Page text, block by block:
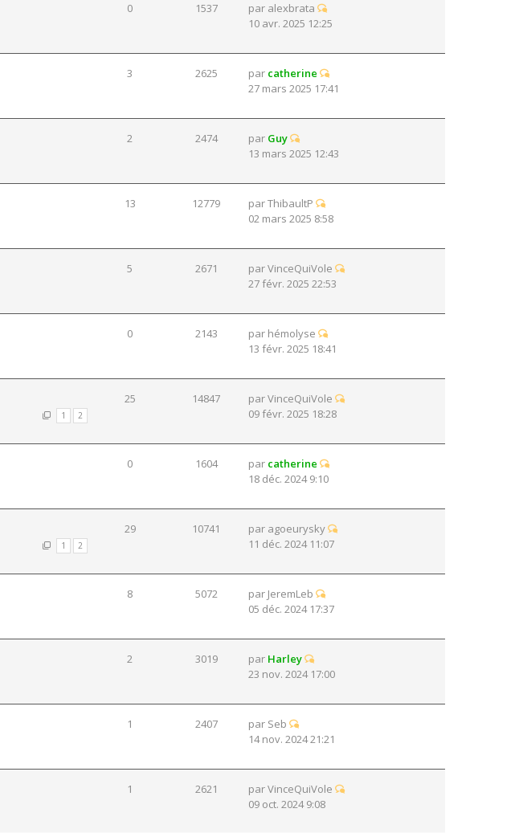
0 1537 par alexbrata
10 avr. 2025 12:25
3 2625 par catherine
27 mars 2025 17:41
2 2474 par Guy
13 mars 2025 12:43
13 12779 parThibaultP
02 mars 2025 8:58
5 2671 parVinceQuiVole
27 févr. 2025 22:53
0 2143 par hémolyse
13 févr. 2025 18:41
1 2
25 14847 parVinceQuiVole
09 févr. 2025 18:28
0 1604 par catherine
18 déc. 2024 9:10
1 2
29 10741 par agoeurysky
11 déc. 2024 11:07
8 5072 par JeremLeb
05 déc. 2024 17:37
2 3019 par Harley
23 nov. 2024 17:00
1 2407 par Seb
14 nov. 2024 21:21
1 2621 parVinceQuiVole
09 oct. 2024 9:08